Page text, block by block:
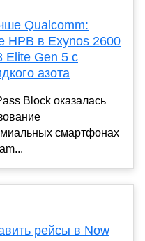
Qualcomm:
HPB в Exynos 2600
Elite Gen 5 с
азота
Block оказалась
смартфонах
рейсы в Now